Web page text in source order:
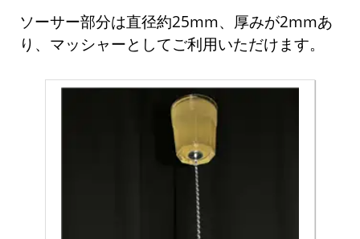
ソーサー部分は直径約25mm、厚みが2mmあ
り、マッシャーとしてご利用いただけます。